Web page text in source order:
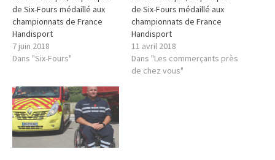
de Six-Fours médaillé aux
championnats de France
Handisport
7 juin 2018
Dans "Six-Fours"
de Six-Fours médaillé aux
championnats de France
Handisport
11 avril 2018
Dans "Les commerçants près
de chez vous"